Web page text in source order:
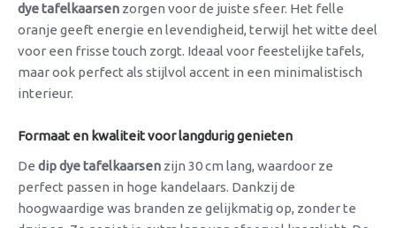
dye tafelkaarsen zorgen voor de juiste sfeer. Het felle
oranje geeft energie en levendigheid, terwijl het witte deel
voor een frisse touch zorgt. Ideaal voor feestelijke tafels,
maar ook perfect als stijlvol accent in een minimalistisch
interieur.
Formaat en kwaliteit voor langdurig genieten
De dip dye tafelkaarsen zijn 30 cm lang, waardoor ze
perfect passen in hoge kandelaars. Dankzij de
hoogwaardige was branden ze gelijkmatig op, zonder te